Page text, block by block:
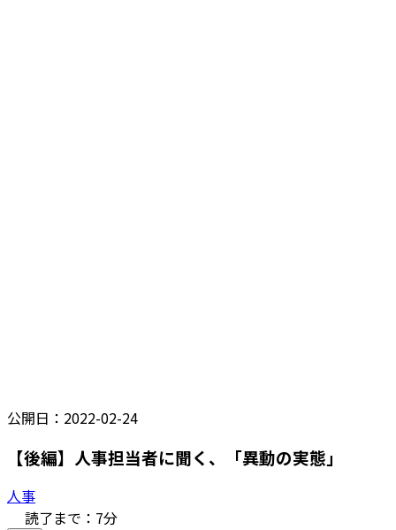
公開日： 2022-02-24
【後編】人事担当者に聞く、「異動の実態」
人事
読了まで： 7分